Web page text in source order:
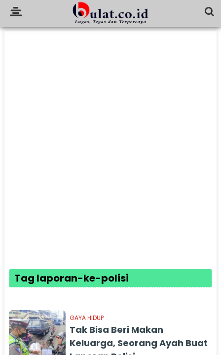
Tag laporan-ke-polisi
GAYA HIDUP
Tak Bisa Beri Makan
Keluarga, Seorang Ayah Buat